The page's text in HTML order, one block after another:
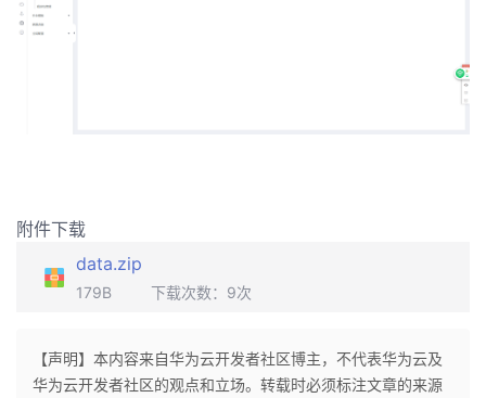
附件下载
data.zip
179B 下载次数： 9次
【声明】本内容来自华为云开发者社区博主，不代表华为云及
华为云开发者社区的观点和立场。转载时必须标注文章的来源